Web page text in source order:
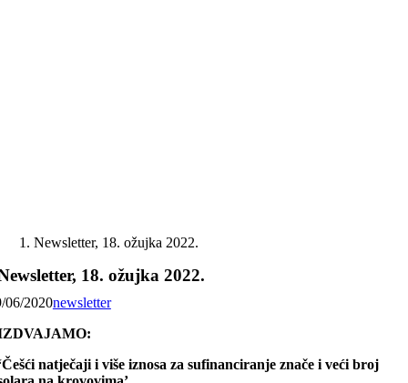
Newsletter, 18. ožujka 2022.
18. ožujka 2022.
06/2020newsletter
natječaji i više iznosa za sufinanciranje znače i veći broj